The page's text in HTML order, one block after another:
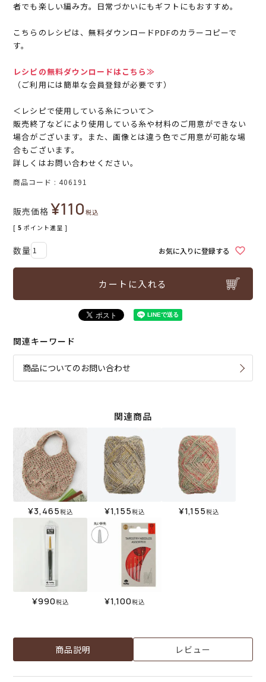
者でも楽しい編み方。日常づかいにもギフトにもおすすめ。
こちらのレシピは、無料ダウンロードPDFのカラーコピーで
す。
レシピの無料ダウンロードはこちら≫
（ご利用には簡単な会員登録が必要です）
＜レシピで使用している糸について＞
販売終了などにより使用している糸や材料のご用意ができない
場合がございます。また、画像とは違う色でご用意が可能な場
合もございます。
詳しくはお問い合わせください。
商品コード 406191
販売価格 ¥110税込
[ 5 ポイント進呈 ]
お気に入りに登録する
カートに入れる
関連キーワード
商品についてのお問い合わせ
関連商品
¥3,465税込 ¥1,155税込 ¥1,155税込
¥990税込 ¥1,100税込
商品説明 レビュー